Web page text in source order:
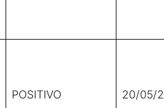
POSITIVO 20/05/